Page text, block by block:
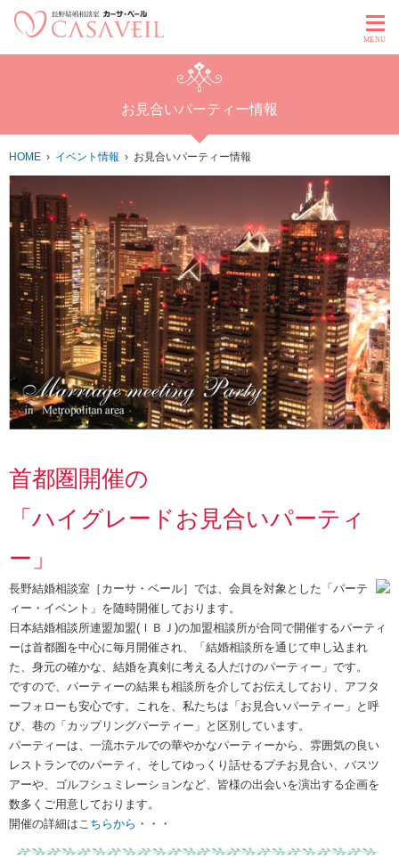
MENU
お見合いパーティー情報
HOME イベント情報 お見合いパーティー情報
首都圏開催の
「ハイグレードお見合いパーティ
ー」
長野結婚相談室［カーサ・ベール］では、会員を対象とした「パーテ
ィー・イベント」を随時開催しております。
日本結婚相談所連盟加盟(ＩＢＪ)の加盟相談所が合同で開催するパーティ
ーは首都圏を中心に毎月開催され、「結婚相談所を通じて申し込まれ
た、身元の確かな、結婚を真剣に考える人だけのパーティー」です。
ですので、パーティーの結果も相談所を介してお伝えしており、アフタ
ーフォローも安心です。これを、私たちは「お見合いパーティー」と呼
び、巷の「カップリングパーティー」と区別しています。
パーティーは、一流ホテルでの華やかなパーティーから、雰囲気の良い
レストランでのパーティ、そしてゆっくり話せるプチお見合い、バスツ
アーや、ゴルフシュミレーションなど、皆様の出会いを演出する企画を
数多くご用意しております。
開催の詳細はこちらから ・・・